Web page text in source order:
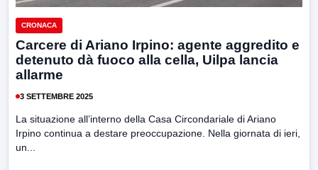
CRONACA
Carcere di Ariano Irpino: agente aggredito e
detenuto dà fuoco alla cella, Uilpa lancia
allarme
3 SETTEMBRE 2025
La situazione all’interno della Casa Circondariale di Ariano
Irpino continua a destare preoccupazione. Nella giornata di ieri,
un...